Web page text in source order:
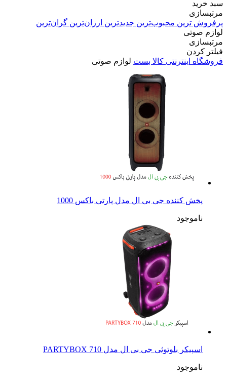
سبد خرید
مرتبسازی
پرفروش ترین محبوب‌ترین جدیدترین ارزان‌ترین گران‌ترین
لوازم صوتی
مرتبسازی
فیلتر کردن
فروشگاه اینترنتی کالا بست لوازم صوتی
پخش کننده جی بی ال مدل پارتی باکس 1000
ناموجود
اسپیکر بلوتوثی جی بی ال مدل PARTYBOX 710
ناموجود